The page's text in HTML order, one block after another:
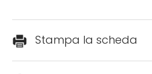
Stampa la scheda